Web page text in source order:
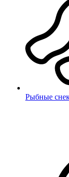
Рыбные